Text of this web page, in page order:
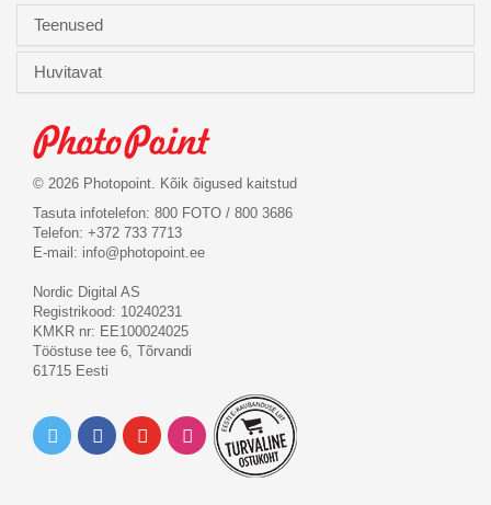
Teenused
Huvitavat
© 2026 Photopoint. Kõik õigused kaitstud
Tasuta infotelefon: 800 FOTO / 800 3686
Telefon: +372 733 7713
E-mail: info@photopoint.ee
Nordic Digital AS
Registrikood: 10240231
KMKR nr: EE100024025
Tööstuse tee 6, Tõrvandi
61715 Eesti